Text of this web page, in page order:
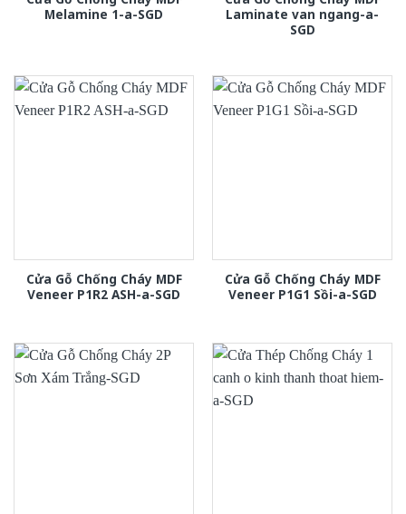
Melamine 1-a-SGD
Laminate van ngang-a-
SGD
Cửa Gỗ Chống Cháy MDF
Veneer P1R2 ASH-a-SGD
Cửa Gỗ Chống Cháy MDF
Veneer P1G1 Sồi-a-SGD